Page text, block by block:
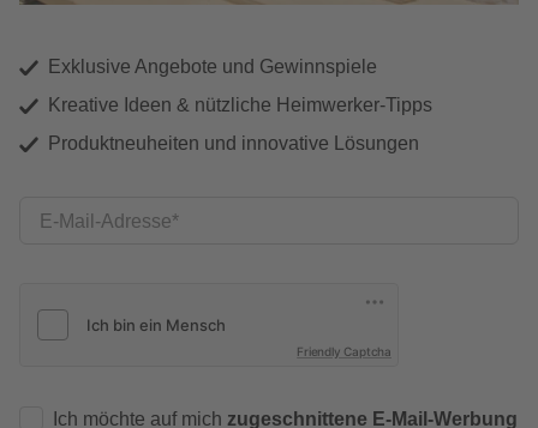
Exklusive Angebote und Gewinnspiele
Kreative Ideen & nützliche Heimwerker-Tipps
Produktneuheiten und innovative Lösungen
E-Mail-Adresse
Friendly Captcha
Ich möchte auf mich zugeschnittene E-Mail-Werbung